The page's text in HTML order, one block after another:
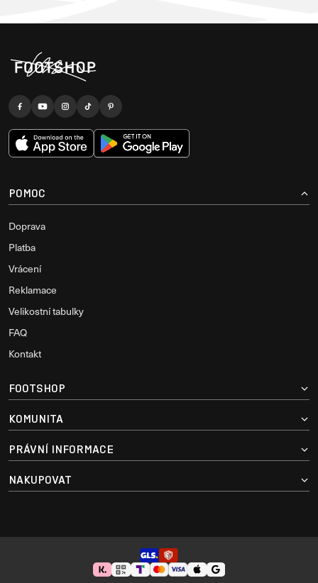
POMOC
Doprava
Platba
Vrácení
Reklamace
Velikostní tabulky
FAQ
Kontakt
FOOTSHOP
KOMUNITA
PRÁVNÍ INFORMACE
NAKUPOVAT